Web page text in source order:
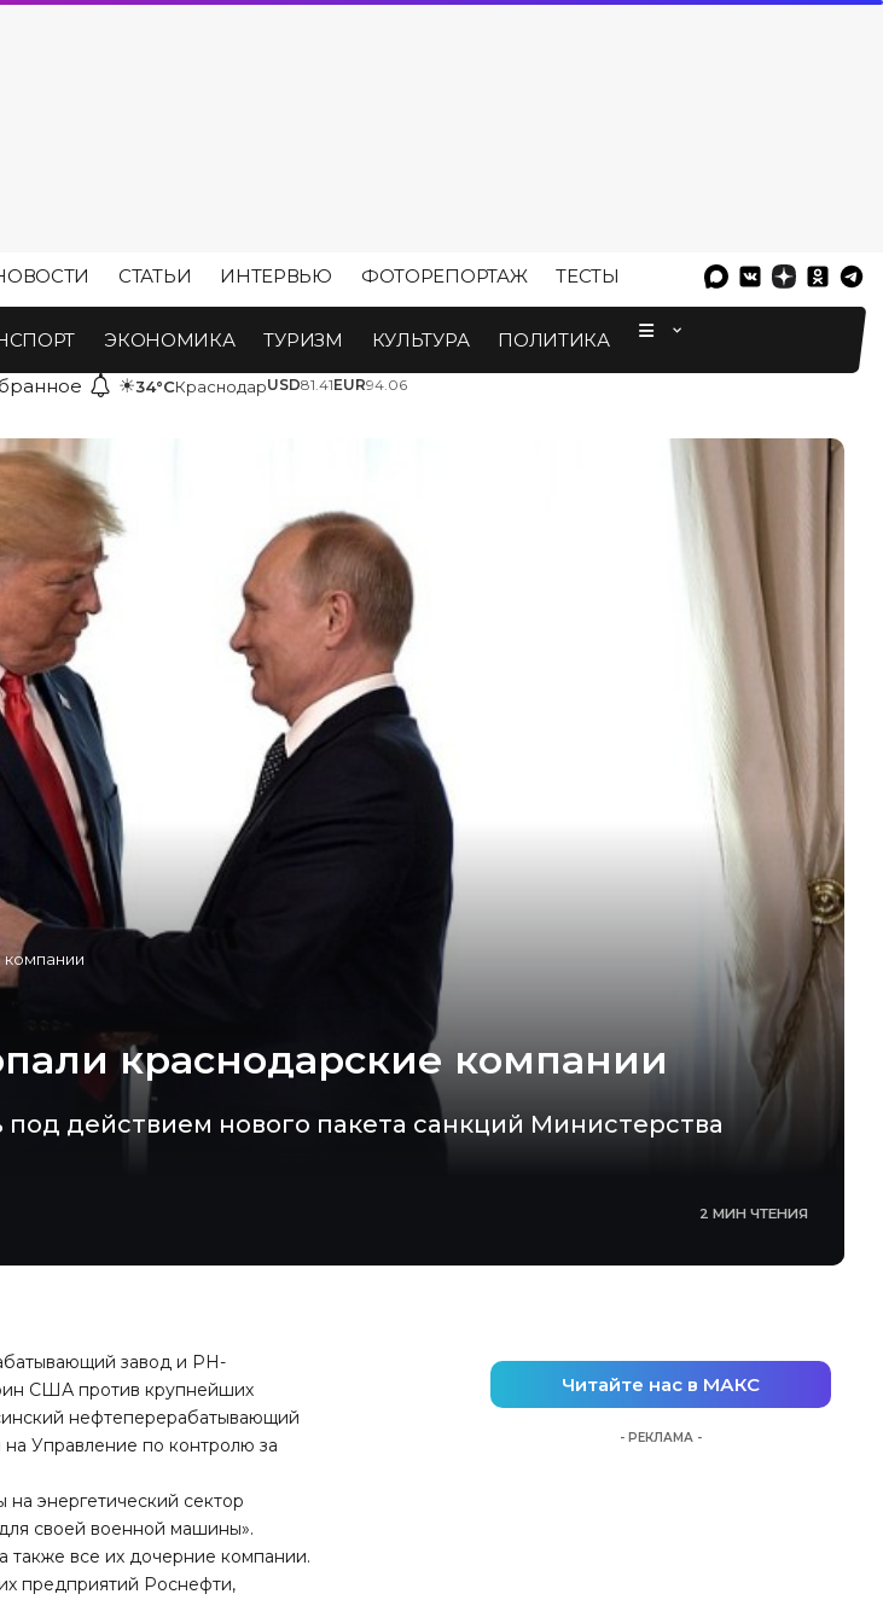
СТАТЬИ ИНТЕРВЬЮ ФОТОРЕПОРТАЖ ТЕСТЫ
ЭКОНОМИКА ТУРИЗМ КУЛЬТУРА ПОЛИТИКА
☀34°CКраснодарUSD81.41EUR94.06
краснодарские компании
действием нового пакета санкций Министерства
2 МИН ЧТЕНИЯ
завод и РН-
США против крупнейших
нефтеперерабатывающий
на Управление по контролю за
энергетический сектор
своей военной машины».
также все их дочерние компании.
предприятий Роснефти,
Читайте нас в МАКС
- РЕКЛАМА -